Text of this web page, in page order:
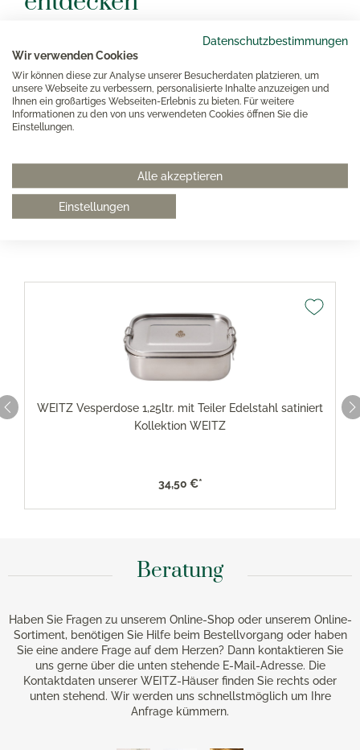
Datenschutzbestimmungen
Wir verwenden Cookies
Wir können diese zur Analyse unserer Besucherdaten platzieren, um
unsere Webseite zu verbessern, personalisierte Inhalte anzuzeigen und
Ihnen ein großartiges Webseiten-Erlebnis zu bieten. Für weitere
Informationen zu den von uns verwendeten Cookies öffnen Sie die
Einstellungen.
Alle akzeptieren
Einstellungen
Neben To-Go Bechern bieten wir in unserem Shop noch
jede Menge anderer praktischer Take-Away Produkte, die
zu mehr Nachhaltigkeit im Alltag einladen. Stöbern Sie in
Ruhe durch unser Sortiment!
Noch mehr To-Go Produkte entdecken
Weitere To-Go Artikel für Sie
ausgewählt
WEITZ Vesperdose 1,25ltr. mit Teiler Edelstahl satiniert
Kollektion WEITZ
34,50 €*
Beratung
Haben Sie Fragen zu unserem Online-Shop oder unserem Online-
Sortiment, benötigen Sie Hilfe beim Bestellvorgang oder haben
Sie eine andere Frage auf dem Herzen? Dann kontaktieren Sie
uns gerne über die unten stehende E-Mail-Adresse. Die
Kontaktdaten unserer WEITZ-Häuser finden Sie rechts oder
unten stehend. Wir werden uns schnellstmöglich um Ihre
Anfrage kümmern.